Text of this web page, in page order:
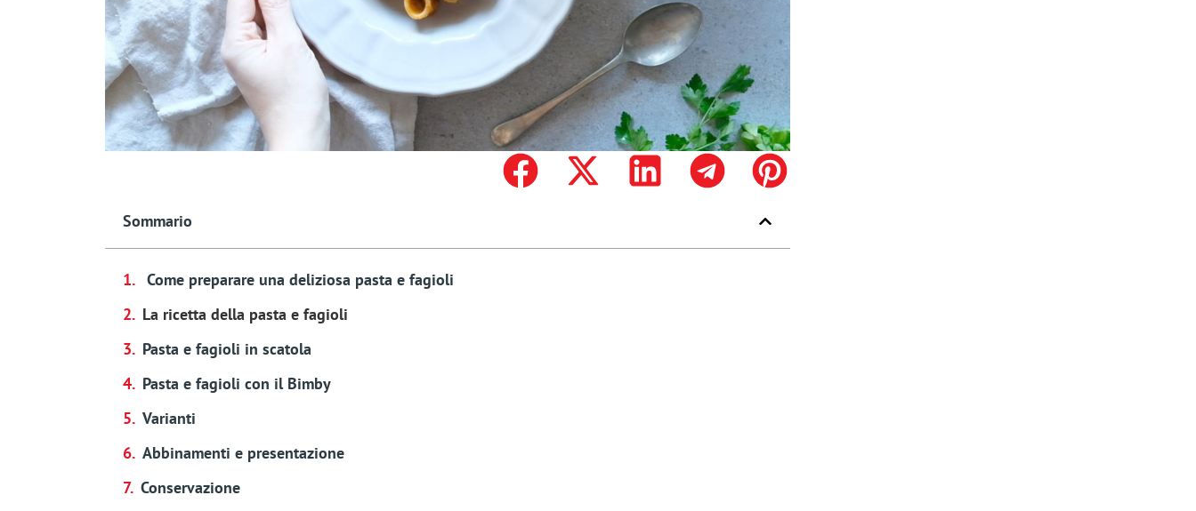
Sommario
Come preparare una deliziosa pasta e fagioli
La ricetta della pasta e fagioli
Pasta e fagioli in scatola
Pasta e fagioli con il Bimby
Varianti
Abbinamenti e presentazione
Conservazione